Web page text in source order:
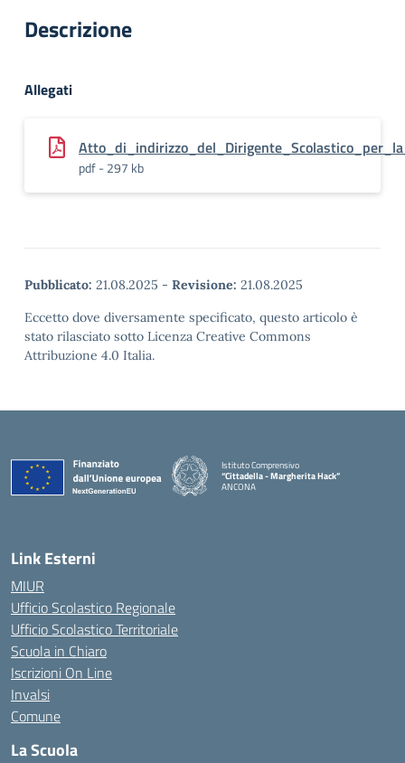
Descrizione
Allegati
pdf - 297 kb
Pubblicato: 21.08.2025 - Revisione: 21.08.2025
Eccetto dove diversamente specificato, questo articolo è
stato rilasciato sotto Licenza Creative Commons
Attribuzione 4.0 Italia.
Istituto Comprensivo
“Cittadella - Margherita Hack”
ANCONA
Link Esterni
MIUR
Ufficio Scolastico Regionale
Ufficio Scolastico Territoriale
Scuola in Chiaro
Iscrizioni On Line
Invalsi
Comune
La Scuola